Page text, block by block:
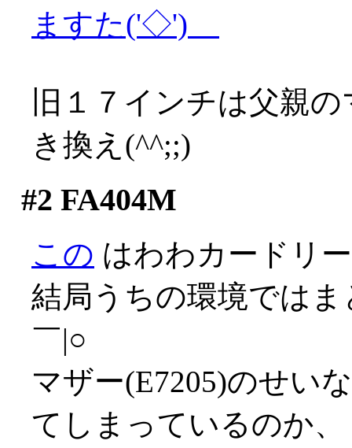
ますた('◇')ゞ
旧１７インチは父親
き換え(^^;;)
#2 FA404M
この はわわカードリ
結局うちの環境では
￣|○
マザー(E7205)のせい
てしまっているのか、